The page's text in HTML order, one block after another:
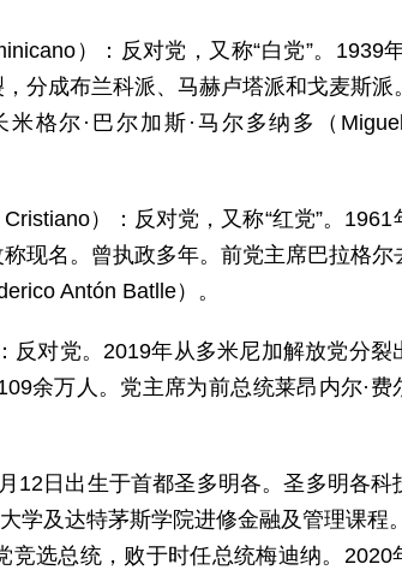
）：反对党，又称“白党”。1939
分成布兰科派、马赫卢塔派和戈麦斯派
格尔·巴尔加斯·马尔多纳多（
）：反对党，又称“红党”。1961
现名。曾执政多年。前党主席巴拉格尔
Antón Batlle）。
反对党。2019年从多米尼加解放党分裂
余万人。党主席为前总统莱昂内尔·费
12日出生于首都圣多明各。圣多明各科
学及达特茅斯学院进修金融及管理课程
选总统，败于时任总统梅迪纳。2020